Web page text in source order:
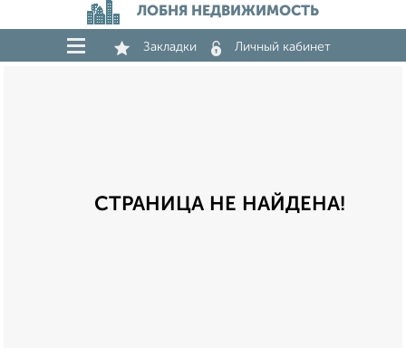
ЛОБНЯ НЕДВИЖИМОСТЬ
Закладки Личный кабинет
СТРАНИЦА НЕ НАЙДЕНА!